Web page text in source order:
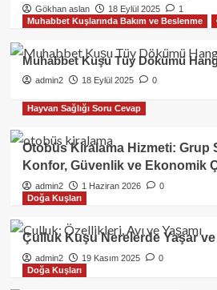
2
ve Korunma
3
Kedilerde Bakım
Gece Kedi
4
Kedilerde Üreme
Kedinin
5
Kedilerde Üreme
Susturulur?
Gökhan aslan 18 Eylül 2025
1
Muhabbet Kuşlarında Bakım ve Beslenme
Muhabbet Kuşu Tüy Dökümü
admin2 18 Eylül 2025 0
Hayvan Sağlığı Soru Cevap
Otobüs Kiralama Hizmeti: Grup
Konfor, Güvenlik ve Ekonomik
admin2 1 Haziran 2026
0
Doğa Kuşları
Çulluk Kuşu Nerelerde Yaşar
admin2 19 Kasım 2025
0
Doğa Kuşları